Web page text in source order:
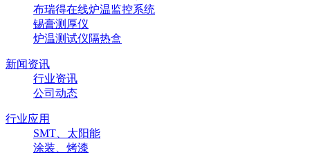
布瑞得在线炉温监控系统
锡膏测厚仪
炉温测试仪隔热盒
新闻资讯
行业资讯
公司动态
行业应用
SMT、太阳能
涂装、烤漆